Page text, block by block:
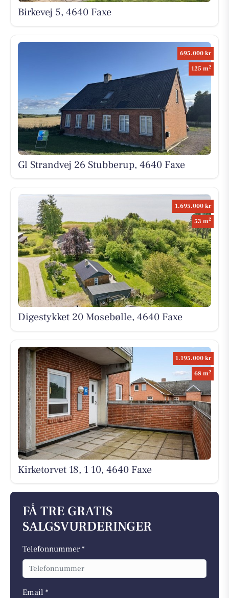
Birkevej 5, 4640 Faxe
695.000 kr
125 m2
Gl Strandvej 26 Stubberup, 4640 Faxe
1.695.000 kr
53 m2
Digestykket 20 Mosebølle, 4640 Faxe
1.195.000 kr
68 m2
Kirketorvet 18, 1 10, 4640 Faxe
FÅ TRE GRATIS
SALGSVURDERINGER
Telefonnummer *
Email *